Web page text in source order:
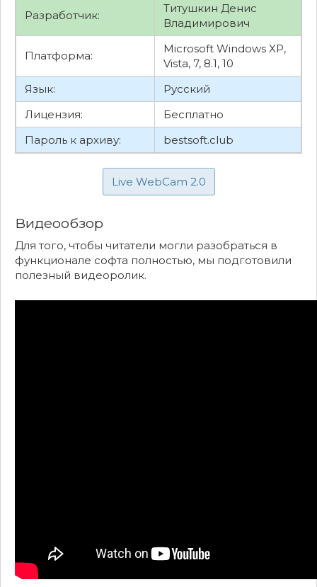
Разработчик:
Титушкин Денис
Владимирович
Платформа:
Microsoft Windows XP,
Vista, 7, 8.1, 10
Язык:
Русский
Лицензия:
Бесплатно
Пароль к архиву:
bestsoft.club
Live WebCam 2.0
Видеообзор
Для того, чтобы читатели могли разобраться в
функционале софта полностью, мы подготовили
полезный видеоролик.